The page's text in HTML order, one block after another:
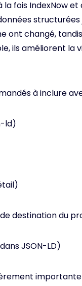
fois IndexNow
ont changé,
ils améliorent la
à inclure
ld)
de destination du
JSON-LD)